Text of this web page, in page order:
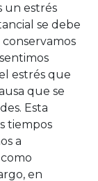
un estrés
se debe
estrés que
que se
Esta
tiempos
a
en